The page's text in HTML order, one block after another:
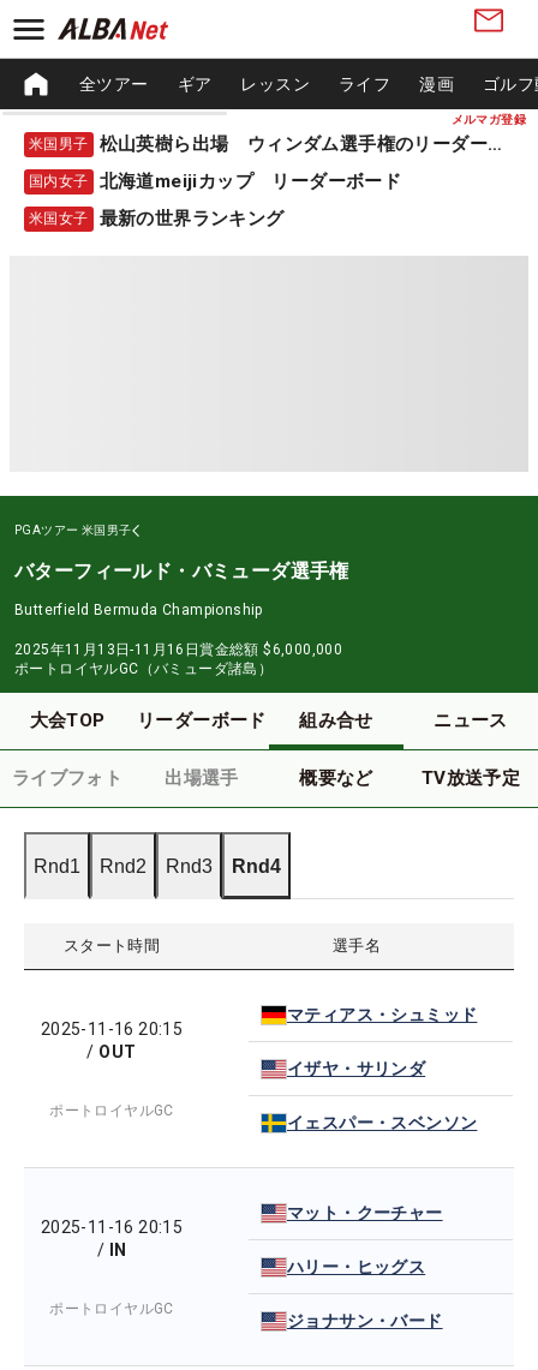
メルマガ登録
全ツアー ギア レッスン ライフ 漫画 ゴル
米国男子 松山英樹ら出場 ウィンダム選手権のリーダーボード
国内女子 北海道meijiカップ リーダーボード
米国女子 最新の世界ランキング
PGAツアー 米国男子
バターフィールド・バミューダ選手権
Butterfield Bermuda Championship
2025年11月13日-11月16日賞金総額 $6,000,000
ポートロイヤルGC（バミューダ諸島）
大会TOP リーダーボード 組み合せ ニュース
ライブフォト 出場選手 概要など TV放送予定
Rnd1 Rnd2 Rnd3 Rnd4
スタート時間 選手名
2025-11-16 20:15
/ OUT
ポートロイヤルGC
マティアス・シュミッド
イザヤ・サリンダ
イェスパー・スベンソン
2025-11-16 20:15
/
IN
ポートロイヤルGC
マット・クーチャー
ハリー・ヒッグス
ジョナサン・バード